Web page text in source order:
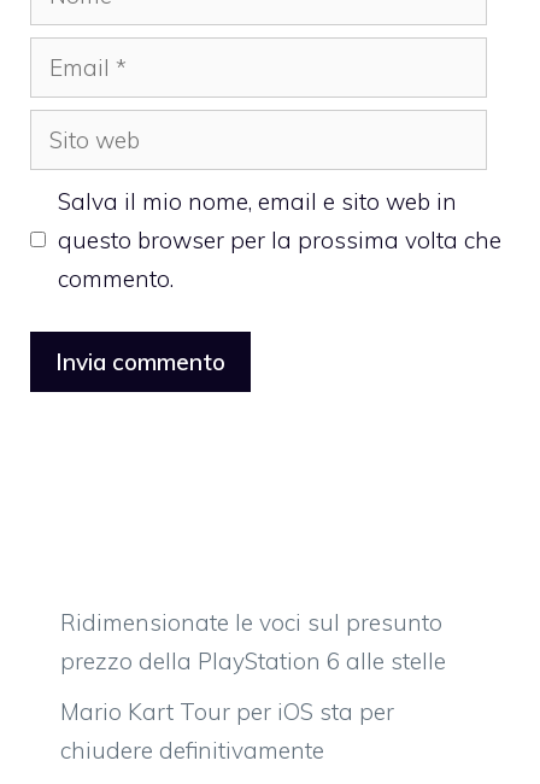
Email
Sito
web
Salva il mio nome, email e sito web in
questo browser per la prossima volta che
commento.
Ridimensionate le voci sul presunto
prezzo della PlayStation 6 alle stelle
Mario Kart Tour per iOS sta per
chiudere definitivamente